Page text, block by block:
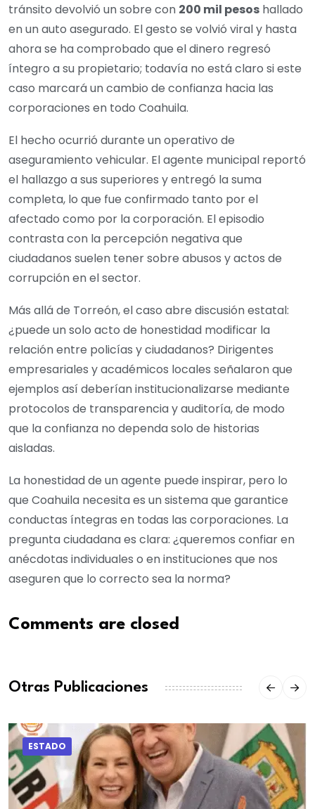
tránsito devolvió un sobre con 200 mil pesos hallado
en un auto asegurado. El gesto se volvió viral y hasta
ahora se ha comprobado que el dinero regresó
íntegro a su propietario; todavía no está claro si este
caso marcará un cambio de confianza hacia las
corporaciones en todo Coahuila.
El hecho ocurrió durante un operativo de
aseguramiento vehicular. El agente municipal reportó
el hallazgo a sus superiores y entregó la suma
completa, lo que fue confirmado tanto por el
afectado como por la corporación. El episodio
contrasta con la percepción negativa que
ciudadanos suelen tener sobre abusos y actos de
corrupción en el sector.
Más allá de Torreón, el caso abre discusión estatal:
¿puede un solo acto de honestidad modificar la
relación entre policías y ciudadanos? Dirigentes
empresariales y académicos locales señalaron que
ejemplos así deberían institucionalizarse mediante
protocolos de transparencia y auditoría, de modo
que la confianza no dependa solo de historias
aisladas.
La honestidad de un agente puede inspirar, pero lo
que Coahuila necesita es un sistema que garantice
conductas íntegras en todas las corporaciones. La
pregunta ciudadana es clara: ¿queremos confiar en
anécdotas individuales o en instituciones que nos
aseguren que lo correcto sea la norma?
Comments are closed
Otras Publicaciones
ESTADO